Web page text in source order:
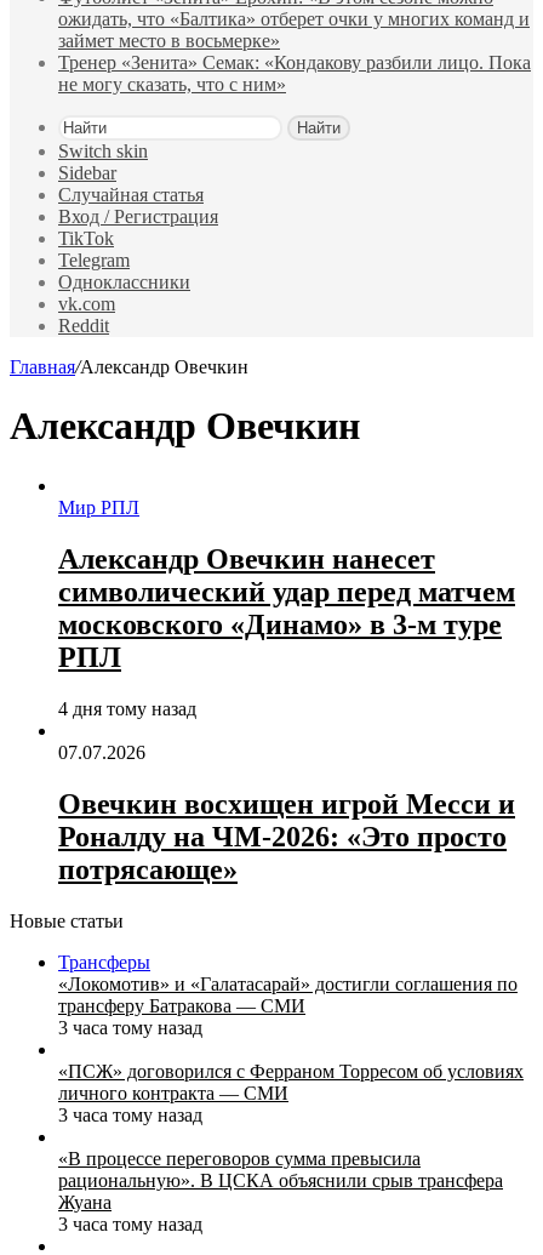
ожидать, что «Балтика» отберет очки у многих команд и
займет место в восьмерке»
Тренер «Зенита» Семак: «Кондакову разбили лицо. Пока
не могу сказать, что с ним»
Найти
Switch skin
Sidebar
Случайная статья
Вход / Регистрация
TikTok
Telegram
Одноклассники
vk.com
Reddit
Главная/Александр Овечкин
Александр Овечкин
Мир РПЛ
Александр Овечкин нанесет
символический удар перед матчем
московского «Динамо» в 3‑м туре
РПЛ
4 дня тому назад
07.07.2026
Овечкин восхищен игрой Месси и
Роналду на ЧМ‑2026: «Это просто
потрясающе»
Новые статьи
Трансферы
«Локомотив» и «Галатасарай» достигли соглашения по
трансферу Батракова — СМИ
3 часа тому назад
«ПСЖ» договорился с Ферраном Торресом об условиях
личного контракта — СМИ
3 часа тому назад
«В процессе переговоров сумма превысила
рациональную». В ЦСКА объяснили срыв трансфера
Жуана
3 часа тому назад